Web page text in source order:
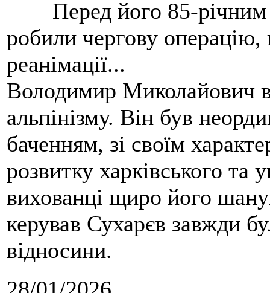
Перед його 85-
робили чергову операцію,
реанімації...
Володимир Миколайович
альпінізму. Він був
баченням, зі своїм
розвитку харківського та
вихованці щиро його
керував Сухарєв завжди
відносини.